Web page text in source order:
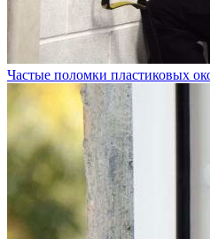
Частые поломки пластиковых